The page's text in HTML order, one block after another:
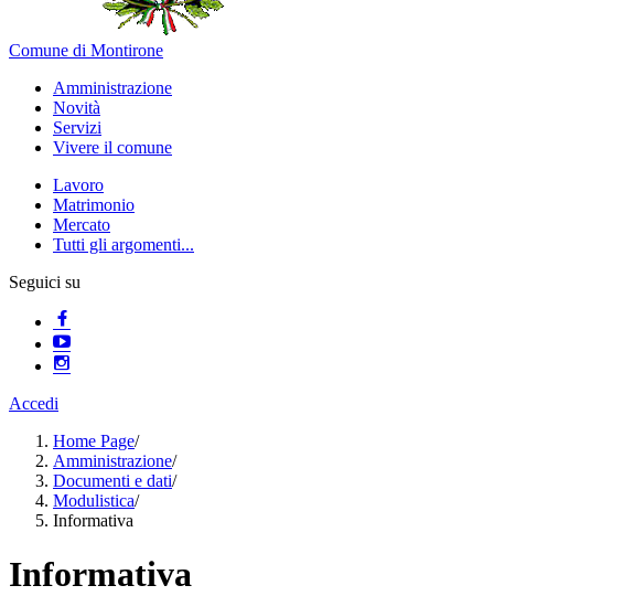
Comune di Montirone
Amministrazione
Novità
Servizi
Vivere il comune
Lavoro
Matrimonio
Mercato
Tutti gli argomenti...
Seguici su
Accedi
Home Page/
Amministrazione/
Documenti e dati/
Modulistica/
Informativa
Informativa